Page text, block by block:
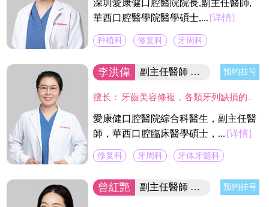
深圳愛康健口腔醫院院長,副主任醫師,
華西口腔醫學院醫學碩士,... [详情]
种植科 修复科 牙周科
李洪偉 副主任醫師 口腔醫學碩士 预约挂号
擅长： 牙齒美容修複，各類牙列缺損的固定及活動義齒的修複、鑄造支架式可摘局部義齒、 數字化修複、種植上部義齒修複等。在口腔數字化修複、口腔色度學、口腔仿生材料等領域進行過深入研究，成績顯著。
愛康健口腔醫院綜合科醫生，副主任醫
師，華西口腔臨床醫學碩士，... [详情]
修复科 牙周科 牙体牙髓科
曾紅艷 副主任醫師 集团牙周學科帶頭人 预约挂号